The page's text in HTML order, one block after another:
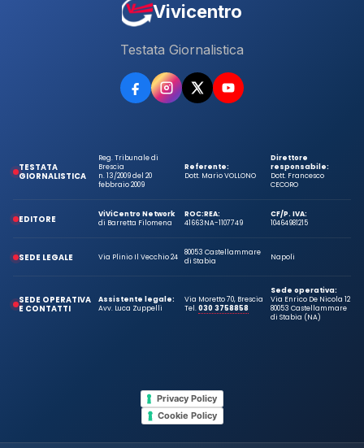
Vivicentro
Testata Giornalistica
TESTATA
GIORNALISTICA
Reg. Tribunale di
Brescia
n. 13/2009 del 20
febbraio 2009
Referente:
Dott. Mario VOLLONO
Direttore
responsabile:
Dott. Francesco
CECORO
EDITORE
ViViCentro Network
di Barretta Filomena
ROC:
41663
REA:
NA-1107749
CF/P. IVA:
10464981215
SEDE LEGALE Via Plinio Il Vecchio 24
80053 Castellammare
di Stabia
Napoli
SEDE OPERATIVA
E CONTATTI
Assistente legale:
Avv. Luca Zuppelli
Via Moretto 70, Brescia
Tel.030 3758858
Sede operativa:
Via Enrico De Nicola 12
80053 Castellammare
di Stabia (NA)
Privacy Policy
Cookie Policy